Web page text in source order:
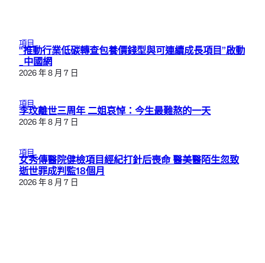
項目
“推動行業低碳轉查包養價錢型與可連續成長項目”啟動
_中國網
2026 年 8 月 7 日
項目
李玟離世三周年 二姐哀悼：今生最難熬的一天
2026 年 8 月 7 日
項目
女秀傳醫院健檢項目經紀打針后喪命 醫美醫陌生忽致
逝世罪成判監18個月
2026 年 8 月 7 日